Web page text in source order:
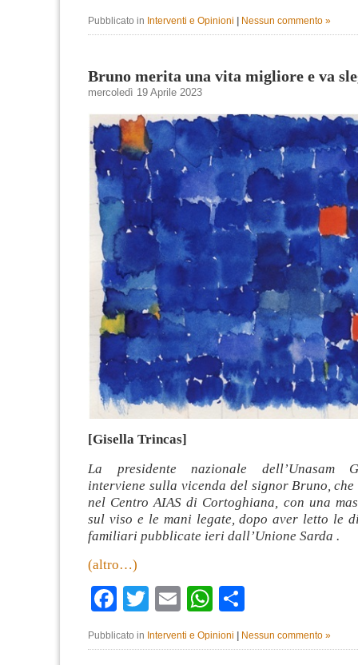
Pubblicato in Interventi e Opinioni Nessun commento »
Bruno merita una vita migliore e va
mercoledì 19 Aprile 2023
[Gisella Trincas]
La presidente nazionale dell’Unasam
interviene sulla vicenda del signor Bruno,
nel Centro AIAS di Cortoghiana, con una
sul viso e le mani legate, dopo aver letto le
familiari pubblicate ieri dall’Unione Sarda .
(altro…)
Facebook
TwitterEmailWhatsApp
Pubblicato in Interventi e Opinioni Nessun commento »